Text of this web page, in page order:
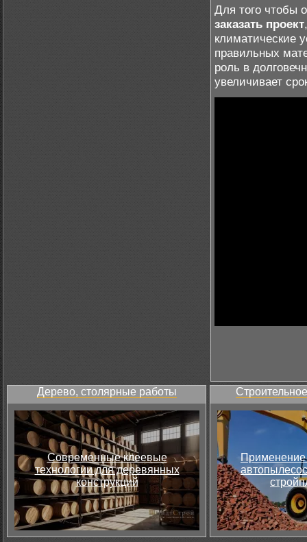
Для того чтобы
заказать проект
климатические
правильных
роль в
увеличивает
Дерево, столярные работы
Современные клеевые
технологии для деревянных
конструкций
Применение